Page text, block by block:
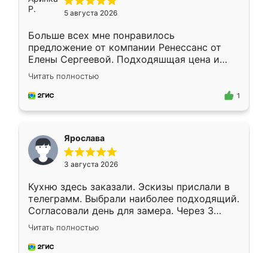
5 августа 2026
Больше всех мне понравилось
предложение от компании Ренессанс от
Елены Сергеевой. Подходяшщая цена и
короткие сроки изготовления. Приехавший
для замера сотрудник Владислав
предложил по моему эскизу самый
Читать полностью
1
Ярослава
3 августа 2026
Кухню здесь заказали. Эскизы прислали в
телеграмм. Выбрали наиболее подходящий.
Согласовали день для замера. Через 3
недели кухня была уже готова. Остались
довольны работой. Спасибо Ренессанс
мебель за качественную работу!
Читать полностью